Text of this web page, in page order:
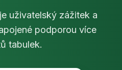
uživatelský zážitek a
podporou více
tabulek.